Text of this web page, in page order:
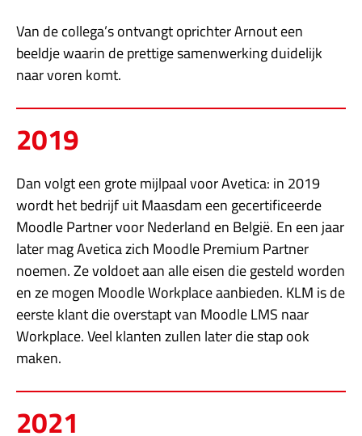
Van de collega’s ontvangt oprichter Arnout een
beeldje waarin de prettige samenwerking duidelijk
naar voren komt.
2019
Dan volgt een grote mijlpaal voor Avetica: in 2019
wordt het bedrijf uit Maasdam een gecertificeerde
Moodle Partner voor Nederland en België. En een jaar
later mag Avetica zich Moodle Premium Partner
noemen. Ze voldoet aan alle eisen die gesteld worden
en ze mogen Moodle Workplace aanbieden. KLM is de
eerste klant die overstapt van Moodle LMS naar
Workplace. Veel klanten zullen later die stap ook
maken.
2021